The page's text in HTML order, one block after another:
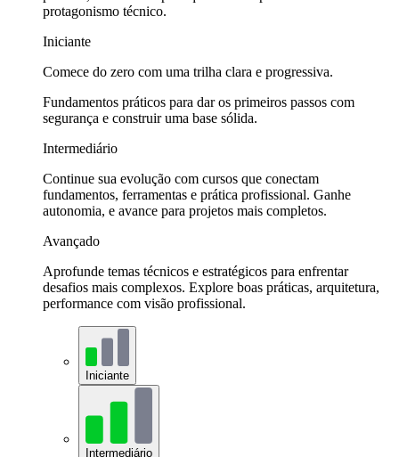
protagonismo técnico.
Iniciante
Comece do zero com uma trilha clara e progressiva.
Fundamentos práticos para dar os primeiros passos com
segurança e construir uma base sólida.
Intermediário
Continue sua evolução com cursos que conectam
fundamentos, ferramentas e prática profissional. Ganhe
autonomia, e avance para projetos mais completos.
Avançado
Aprofunde temas técnicos e estratégicos para enfrentar
desafios mais complexos. Explore boas práticas, arquitetura,
performance com visão profissional.
Iniciante
Intermediário